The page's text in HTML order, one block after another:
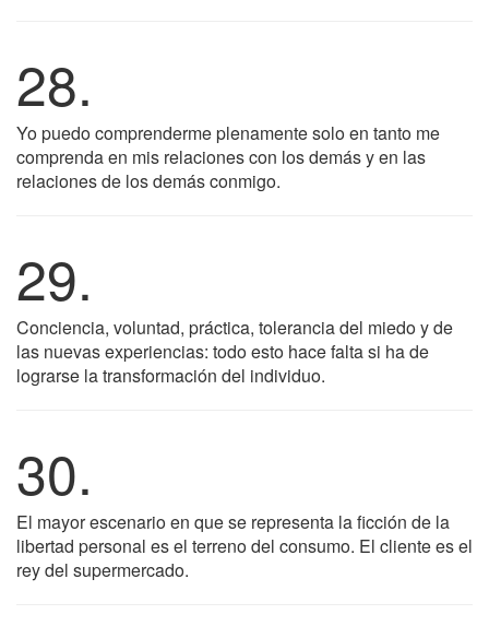
28.
Yo puedo comprenderme plenamente solo en tanto me
comprenda en mis relaciones con los demás y en las
relaciones de los demás conmigo.
29.
Conciencia, voluntad, práctica, tolerancia del miedo y de
las nuevas experiencias: todo esto hace falta si ha de
lograrse la transformación del individuo.
30.
El mayor escenario en que se representa la ficción de la
libertad personal es el terreno del consumo. El cliente es el
rey del supermercado.